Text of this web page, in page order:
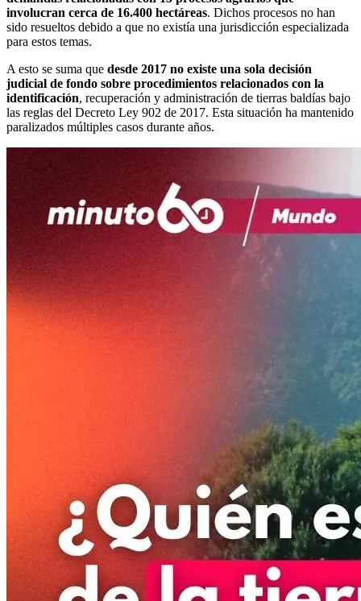
involucran cerca de 16.400 hectáreas. Dichos procesos no han
sido resueltos debido a que no existía una jurisdicción especializada
para estos temas.
A esto se suma que desde 2017 no existe una sola decisión
judicial de fondo sobre procedimientos relacionados con la
identificación, recuperación y administración de tierras baldías bajo
las reglas del Decreto Ley 902 de 2017. Esta situación ha mantenido
paralizados múltiples casos durante años.